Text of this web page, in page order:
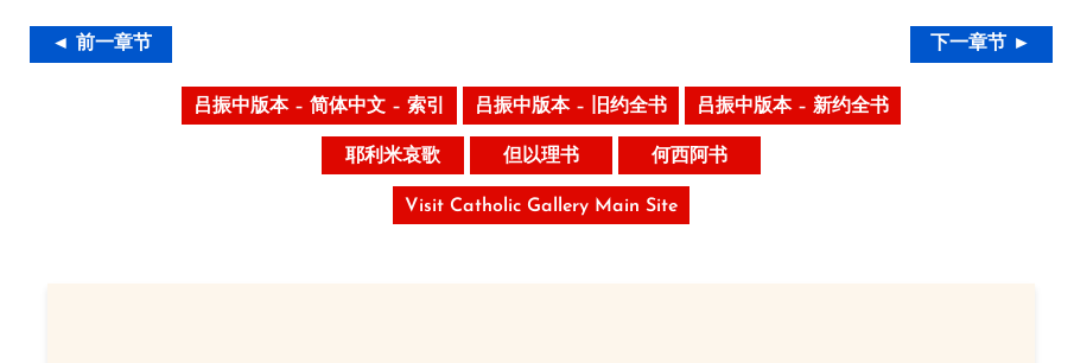
◄ 前一章节 下一章节 ►
吕振中版本 – 简体中文 – 索引 吕振中版本 – 旧约全书 吕振中版本 – 新约全书
耶利米哀歌 但以理书 何西阿书
Visit Catholic Gallery Main Site